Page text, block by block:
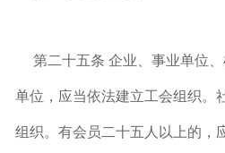
第二十五条 企业、事业单位
单位，应当依法建立工会组织。
组织。有会员二十五人以上的，